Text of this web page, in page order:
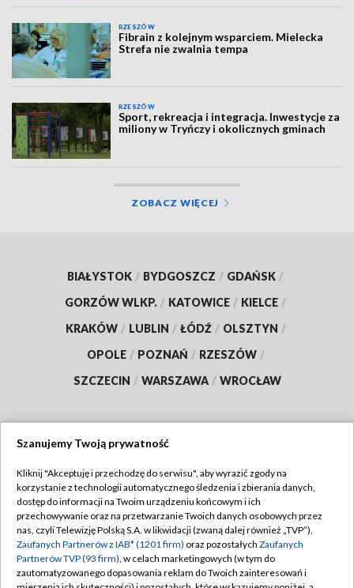
RZESZÓW
Fibrain z kolejnym wsparciem. Mielecka
Strefa nie zwalnia tempa
RZESZÓW
Sport, rekreacja i integracja. Inwestycje za
miliony w Tryńczy i okolicznych gminach
ZOBACZ WIĘCEJ
BIAŁYSTOK / BYDGOSZCZ / GDAŃSK /
GORZÓW WLKP. / KATOWICE / KIELCE /
KRAKÓW / LUBLIN / ŁÓDŹ / OLSZTYN /
OPOLE / POZNAŃ / RZESZÓW /
SZCZECIN / WARSZAWA / WROCŁAW
TVP
Abonament TVP
Emisja w TVP
Centrum informacji TVP
Regulamin TVP
Polityka prywatności
Moje zgody
Szanujemy Twoją prywatność
Kliknij "Akceptuję i przechodzę do serwisu", aby wyrazić zgody na
korzystanie z technologii automatycznego śledzenia i zbierania danych,
dostęp do informacji na Twoim urządzeniu końcowym i ich
przechowywanie oraz na przetwarzanie Twoich danych osobowych przez
nas, czyli Telewizję Polską S.A. w likwidacji (zwaną dalej również „TVP”),
Zaufanych Partnerów z IAB* (1201 firm) oraz pozostałych Zaufanych
Partnerów TVP (93 firm), w celach marketingowych (w tym do
zautomatyzowanego dopasowania reklam do Twoich zainteresowań i